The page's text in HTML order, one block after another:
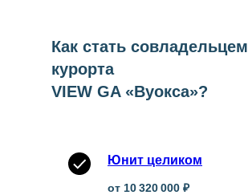
Как стать совладельцем
курорта
VIEW GA «Вуокса»?
Юнит целиком
от 10 320 000 ₽